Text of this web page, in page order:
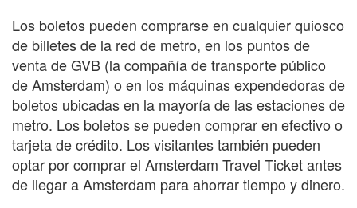
Los boletos pueden comprarse en cualquier quiosco
de billetes de la red de metro, en los puntos de
venta de GVB (la compañía de transporte público
de Amsterdam) o en los máquinas expendedoras de
boletos ubicadas en la mayoría de las estaciones de
metro. Los boletos se pueden comprar en efectivo o
tarjeta de crédito. Los visitantes también pueden
optar por comprar el Amsterdam Travel Ticket antes
de llegar a Amsterdam para ahorrar tiempo y dinero.